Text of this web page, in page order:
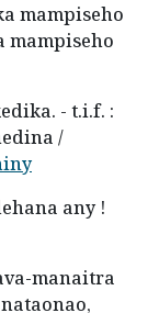
mampiseho
mampiseho
- t.i.f. :
/
any !
manaitra